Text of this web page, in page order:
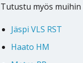
Tutustu myös muihin
Jäspi VLS RST
Haato HM